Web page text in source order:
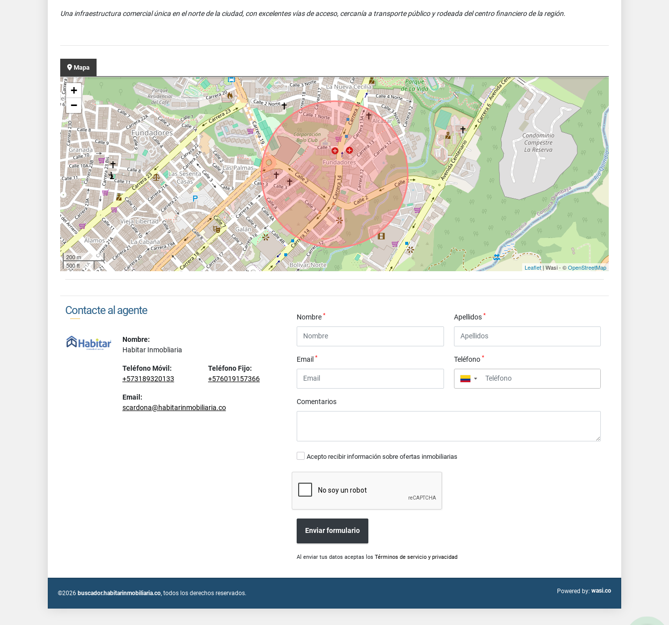
Una infraestructura comercial única en el norte de la ciudad, con excelentes vías de acceso, cercanía a transporte público y rodeada del centro financiero de la región.
Mapa
+
−
200 m
500 ft
Leaflet| Wasi - ©OpenStreetMap
Contacte al agente
Nombre:
Habitar Inmobliaria
Teléfono Móvil:
+573189320133
Teléfono Fijo:
+576019157366
Email:
scardona@habitarinmobiliaria.co
Nombre* Apellidos *
Email* Teléfono *
▼
Comentarios
Acepto recibir información sobre ofertas inmobiliarias
Enviar formulario
Al enviar tus datos aceptas losTérminos de servicio y privacidad
©2026 buscador.habitarinmobiliaria.co, todos los derechos reservados. Powered by: wasi.co